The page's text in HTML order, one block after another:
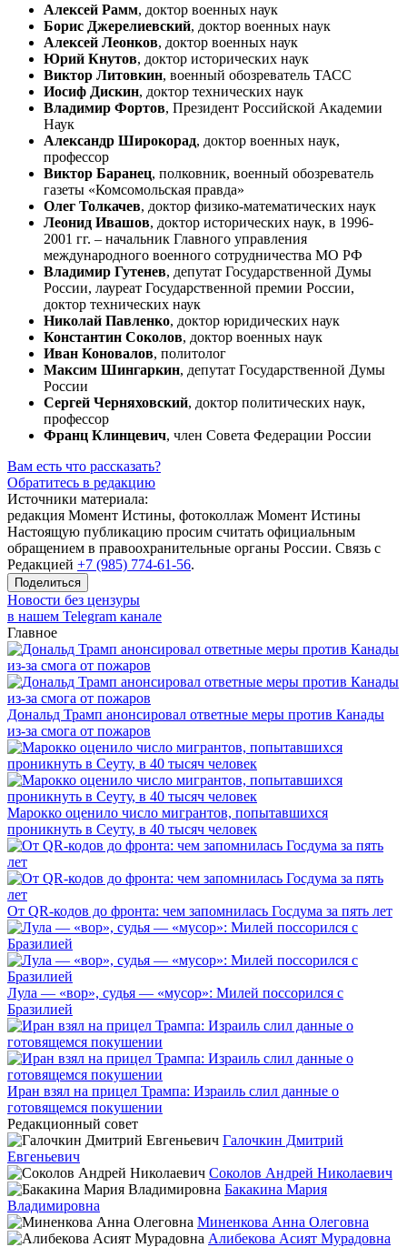
Алексей Рамм, доктор военных наук
Борис Джерелиевский, доктор военных наук
Алексей Леонков, доктор военных наук
Юрий Кнутов, доктор исторических наук
Виктор Литовкин, военный обозреватель ТАСС
Иосиф Дискин, доктор технических наук
Владимир Фортов, Президент Российской Академии
Наук
Александр Широкорад, доктор военных наук,
профессор
Виктор Баранец, полковник, военный обозреватель
газеты «Комсомольская правда»
Олег Толкачев, доктор физико-математических наук
Леонид Ивашов, доктор исторических наук, в 1996-
2001 гг. – начальник Главного управления
международного военного сотрудничества МО РФ
Владимир Гутенев, депутат Государственной Думы
России, лауреат Государственной премии России,
доктор технических наук
Николай Павленко, доктор юридических наук
Константин Соколов, доктор военных наук
Иван Коновалов, политолог
Максим Шингаркин, депутат Государственной Думы
России
Сергей Черняховский, доктор политических наук,
профессор
Франц Клинцевич, член Совета Федерации России
Вам есть что рассказать?
Обратитесь в редакцию
Источники материала:
редакция Момент Истины, фотоколлаж Момент Истины
Настоящую публикацию просим считать официальным
обращением в правоохранительные органы России. Связь с
Редакцией +7 (985) 774-61-56.
Поделиться
Новости без цензуры
в нашем Telegram канале
Главное
Дональд Трамп анонсировал ответные меры против Канады
из-за смога от пожаров
Марокко оценило число мигрантов, попытавшихся
проникнуть в Сеуту, в 40 тысяч человек
От QR-кодов до фронта: чем запомнилась Госдума за пять лет
Лула — «вор», судья — «мусор»: Милей поссорился с
Бразилией
Иран взял на прицел Трампа: Израиль слил данные о
готовящемся покушении
Редакционный совет
Галочкин Дмитрий
Евгеньевич
Соколов Андрей Николаевич
Бакакина Мария
Владимировна
Миненкова Анна Олеговна
Алибекова Асият Мурадовна